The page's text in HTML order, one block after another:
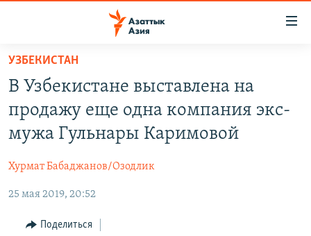
Вернуться
основному
содержанию
Вернутся
главной
навигации
Вернутся
поиску
ЦЕНТРАЛЬНАЯ АЗИЯ
КЫРГЫЗСТАН
ТАДЖИКИСТАН
ВОЙНА В УКРАИНЕ
КЫРГЫЗЧА
ЎЗБЕКЧА
УЗБЕКИСТАН
В Узбекистане выставлена на
продажу еще одна компания экс-
мужа Гульнары Каримовой
Хурмат Бабаджанов/Озодлик
25 мая 2019, 20:52
Поделиться